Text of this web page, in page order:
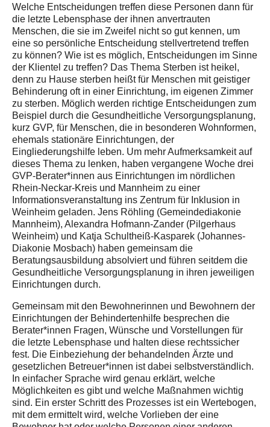
Welche Entscheidungen treffen diese Personen dann für
die letzte Lebensphase der ihnen anvertrauten
Menschen, die sie im Zweifel nicht so gut kennen, um
eine so persönliche Entscheidung stellvertretend treffen
zu können? Wie ist es möglich, Entscheidungen im Sinne
der Klientel zu treffen? Das Thema Sterben ist heikel,
denn zu Hause sterben heißt für Menschen mit geistiger
Behinderung oft in einer Einrichtung, im eigenen Zimmer
zu sterben. Möglich werden richtige Entscheidungen zum
Beispiel durch die Gesundheitliche Versorgungsplanung,
kurz GVP, für Menschen, die in besonderen Wohnformen,
ehemals stationäre Einrichtungen, der
Eingliederungshilfe leben. Um mehr Aufmerksamkeit auf
dieses Thema zu lenken, haben vergangene Woche drei
GVP-Berater*innen aus Einrichtungen im nördlichen
Rhein-Neckar-Kreis und Mannheim zu einer
Informationsveranstaltung ins Zentrum für Inklusion in
Weinheim geladen. Jens Röhling (Gemeindediakonie
Mannheim), Alexandra Hofmann-Zander (Pilgerhaus
Weinheim) und Katja Schultheiß-Kasparek (Johannes-
Diakonie Mosbach) haben gemeinsam die
Beratungsausbildung absolviert und führen seitdem die
Gesundheitliche Versorgungsplanung in ihren jeweiligen
Einrichtungen durch.
Gemeinsam mit den Bewohnerinnen und Bewohnern der
Einrichtungen der Behindertenhilfe besprechen die
Berater*innen Fragen, Wünsche und Vorstellungen für
die letzte Lebensphase und halten diese rechtssicher
fest. Die Einbeziehung der behandelnden Ärzte und
gesetzlichen Betreuer*innen ist dabei selbstverständlich.
In einfacher Sprache wird genau erklärt, welche
Möglichkeiten es gibt und welche Maßnahmen wichtig
sind. Ein erster Schritt des Prozesses ist ein Wertebogen,
mit dem ermittelt wird, welche Vorlieben der eine